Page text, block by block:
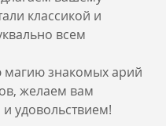
классикой и
всем
магию знакомых арий
желаем вам
удовольствием!